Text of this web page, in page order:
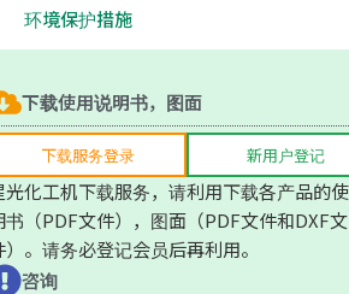
环境保护措施
下载使用说明书，图面
下载服务登录 新用户登记
光化工机下载服务，请利用下载各产品的
书（PDF文件），图面（PDF文件和DXF文
）。请务必登记会员后再利用。
咨询